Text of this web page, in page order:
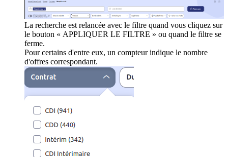
La recherche est relancée avec le filtre quand vous cliquez sur
le bouton « APPLIQUER LE FILTRE » ou quand le filtre se
ferme.
Pour certains d'entre eux, un compteur indique le nombre
d'offres correspondant.